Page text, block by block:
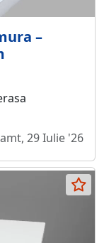
–
29 Iulie '26